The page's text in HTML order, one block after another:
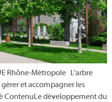
Rhône-Métropole L’arbre
et accompagner les
ContenuLe développement du